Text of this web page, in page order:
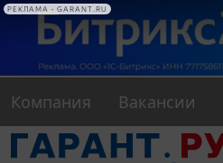
Компания Вакансии
РЕКЛАМА • GARANT.RU